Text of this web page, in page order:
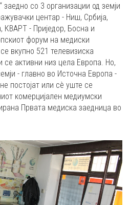
со 3 организации од земји
центар - Ниш, Србија,
- Приједор, Босна и
форум на медиски
вкупно 521 телевизиска
се активни низ цела Европа. Но,
- главно во Источна Европа -
постојат или сè уште се
комерцијален медиумски
Првата медиска заедница во